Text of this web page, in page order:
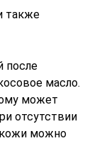
также
после
масло.
может
отсутствии
кожи можно